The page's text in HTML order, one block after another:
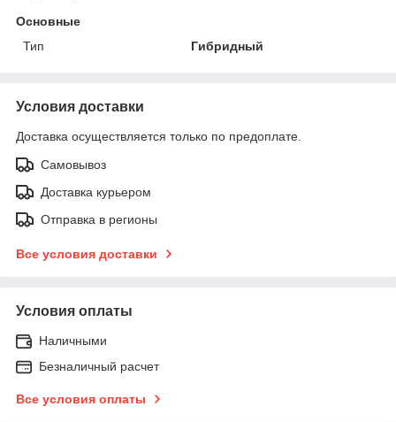
Основные
Тип
Гибридный
Условия доставки
Доставка осуществляется только по предоплате.
Самовывоз
Доставка курьером
Отправка в регионы
Все условия доставки
Условия оплаты
Наличными
Безналичный расчет
Все условия оплаты